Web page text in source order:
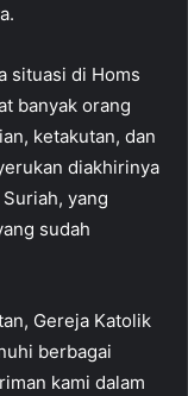
situasi di Homs
banyak orang
ketakutan, dan
diakhirinya
yang
sudah
Gereja Katolik
berbagai
kami dalam